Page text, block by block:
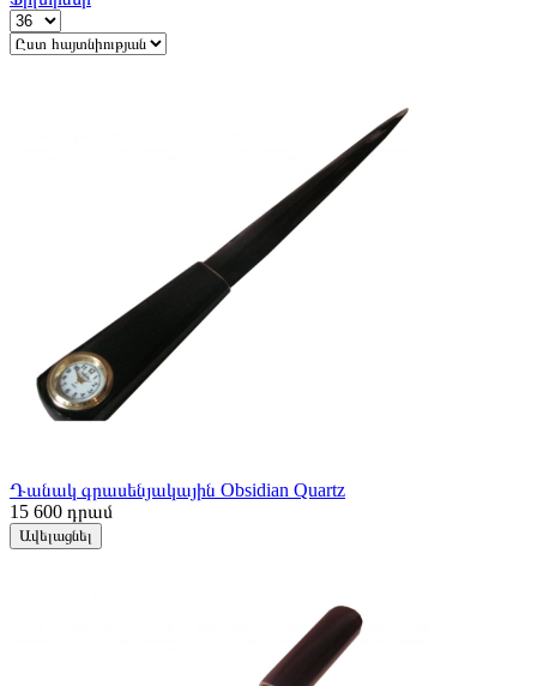
Դանակ գրասենյակային Obsidian Quartz
15 600 դրամ
Ավելացնել